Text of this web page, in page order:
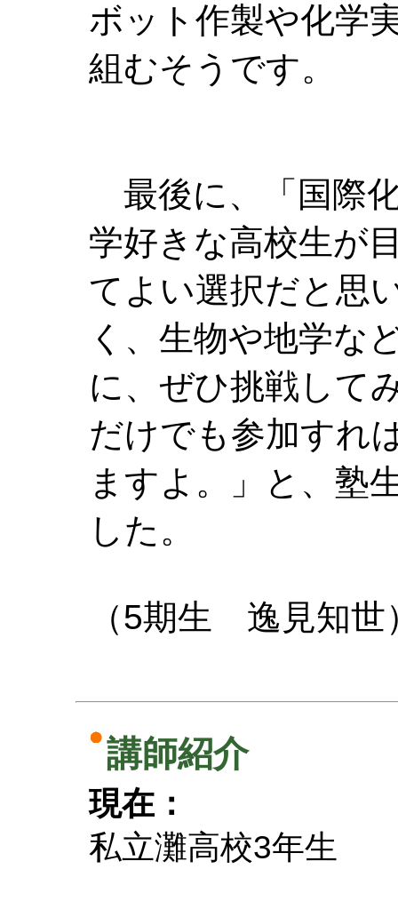
ボット作製や化学
組むそうです。
最後に、「国際
学好きな高校生が
てよい選択だと思
く、生物や地学な
に、ぜひ挑戦して
だけでも参加すれ
ますよ。」と、塾
した。
（5期生 逸見知世
講師紹介
現在：
私立灘高校3年生